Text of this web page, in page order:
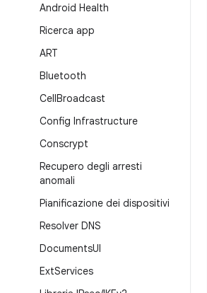
Android Health
Ricerca app
ART
Bluetooth
CellBroadcast
Config Infrastructure
Conscrypt
Recupero degli arresti
anomali
Pianificazione dei dispositivi
Resolver DNS
DocumentsUI
ExtServices